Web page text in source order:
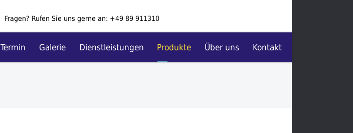
Fragen? Rufen Sie uns gerne an: +49 89 911310
Termin Galerie Dienstleistungen Produkte Über uns Kontakt